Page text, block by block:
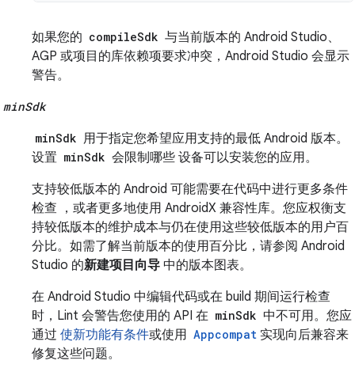
如果您的 compileSdk 与当前版本的 Android Studio、
AGP 或项目的库依赖项要求冲突，Android Studio 会显示
警告。
minSdk
minSdk 用于指定您希望应用支持的最低 Android 版本。
设置 minSdk 会限制哪些 设备可以安装您的应用。
支持较低版本的 Android 可能需要在代码中进行更多条件
检查 ，或者更多地使用 AndroidX 兼容性库。您应权衡支
持较低版本的维护成本与仍在使用这些较低版本的用户百
分比。如需了解当前版本的使用百分比，请参阅 Android
Studio 的新建项目向导 中的版本图表。
在 Android Studio 中编辑代码或在 build 期间运行检查
时，Lint 会警告您使用的 API 在 minSdk 中不可用。您应
通过 使新功能有条件或使用 Appcompat 实现向后兼容来
修复这些问题。